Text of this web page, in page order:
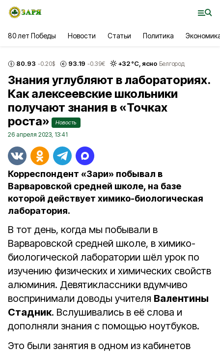
80 лет Победы Новости Статьи Политика
80.93 -0.20$ 93.19 -0.39€ +32°С, ясно Белгород
Знания углубляют в лабораториях.
Как алексеевские школьники
получают знания в «Точках
роста»
Новость
26 апреля 2023, 13:41
Корреспондент «Зари» побывал в
Варваровской средней школе, на базе
которой действует химико-биологическая
лаборатория.
В тот день, когда мы побывали в
Варваровской средней школе, в химико-
биологической лаборатории шёл урок по
изучению физических и химических свойств
алюминия. Девятиклассники вдумчиво
воспринимали доводы учителя Валентины
Стадник. Вслушивались в её слова и
дополняли знания с помощью ноутбуков.
Это были занятия в одном из кабинетов